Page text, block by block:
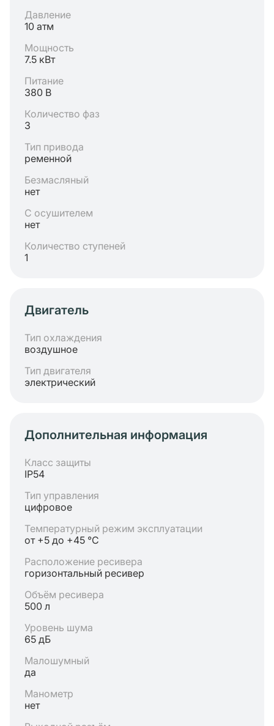
Давление
10 атм
Мощность
7.5 кВт
Питание
380 В
Количество фаз
3
Тип привода
ременной
Безмасляный
нет
С осушителем
нет
Количество ступеней
1
Двигатель
Тип охлаждения
воздушное
Тип двигателя
электрический
Дополнительная информация
Класс защиты
IP54
Тип управления
цифровое
Температурный режим эксплуатации
от +5 до +45 °C
Расположение ресивера
горизонтальный ресивер
Объём ресивера
500 л
Уровень шума
65 дБ
Малошумный
да
Манометр
нет